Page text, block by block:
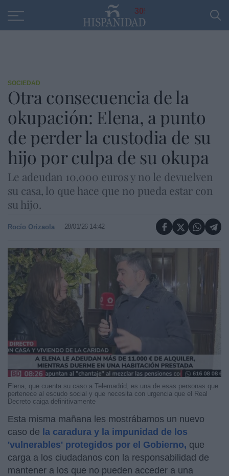
30
SOCIEDAD
Otra consecuencia de la
okupación: Elena, a punto
de perder la custodia de su
hijo por culpa de su okupa
Le adeudan 10.000 euros y no le devuelven
su casa, lo que hace que no pueda estar con
su hijo.
Rocío Orizaola 28/01/26 14:42
Elena, que cuenta su caso a Telemadrid, es una de esas personas que
pertenece al escudo social y que necesita con urgencia que el Real
Decreto caiga definitivamente
Esta misma mañana les mostrábamos un nuevo
caso de la caradura y la impunidad de los
'vulnerables' protegidos por el Gobierno, que
carga a los ciudadanos con la responsabilidad de
mantener a los que no pueden acceder a una